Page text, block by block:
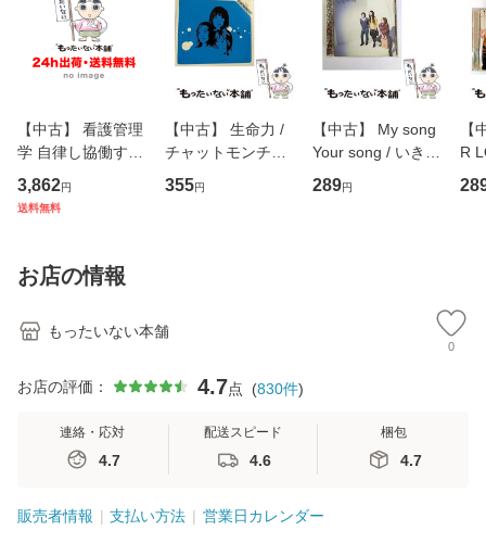
【中古】 看護管理
学 自律し協働する
専門職の看護マネ
ジメントスキル 改
恵 藤本幸三 / 南江
堂 [単行
3,862円
送料無料
【中古】 生命力 /
チャットモンチー /
キューンレコード
[CD]【メール便送
355円
【中古】 My song
Your song / いきも
のがかり / [CD]
【メール便送料無
289円
【
R
産
お店の情報
もったいない本舗
0
お店の評価： 4.7点 (830件)
連絡・応対
4.7
配送スピード
4.6
梱包
4.7
販売者情報 支払い方法 営業日カレンダー